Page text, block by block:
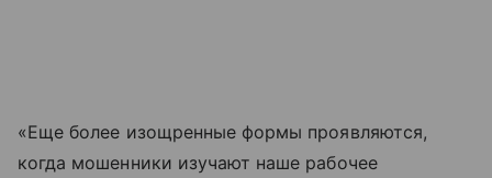
«Еще более изощренные формы проявляются,
когда мошенники изучают наше рабочее